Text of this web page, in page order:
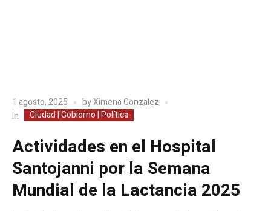
1 agosto, 2025 byXimena Gonzalez
In
Ciudad | Gobierno | Política
Actividades en el Hospital
Santojanni por la Semana
Mundial de la Lactancia 2025